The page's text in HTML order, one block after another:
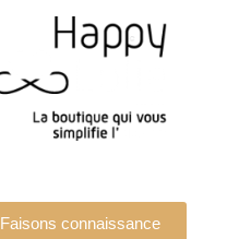
Faisons connaissance